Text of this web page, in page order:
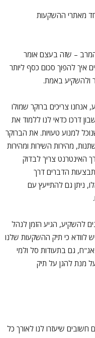
מאתרי ההשקעות
– שזה בעצם אומר
איך להפוך סכום כסף ליותר
ולהשקיע באמת.
אנחנו צריכים ברוקר שמולו
דרכו כדאי לנו ללמוד את
למנוע טעויות. את הברוקר
מהירות השירות ומהירות
האינטרנט צריך לבדוק
הדברים דרך
ניתן גם להתייעץ עם
להשקיע, הגיע הזמן לנהל
לוודא כי תיק ההשקעות שלנו
גם בתעודות סל ולמי
מנת להגן על תיק
חשובים שיעזרו לנו לאורך כל